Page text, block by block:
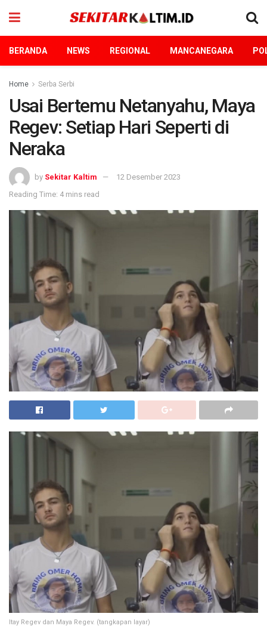
BERANDA NEWS REGIONAL MANCANEGARA
Home Serba Serbi
Usai Bertemu Netanyahu, Maya
Regev: Setiap Hari Seperti di
Neraka
by Sekitar Kaltim
12 Desember 2023
Reading Time: 4 mins read
Itay Regev dan Maya Regev. (tangkapan layar)